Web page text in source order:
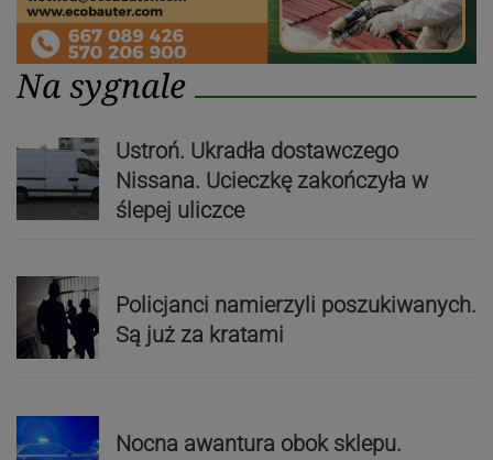
Na sygnale
Ustroń. Ukradła dostawczego
Nissana. Ucieczkę zakończyła w
ślepej uliczce
Policjanci namierzyli poszukiwanych.
Są już za kratami
Nocna awantura obok sklepu.